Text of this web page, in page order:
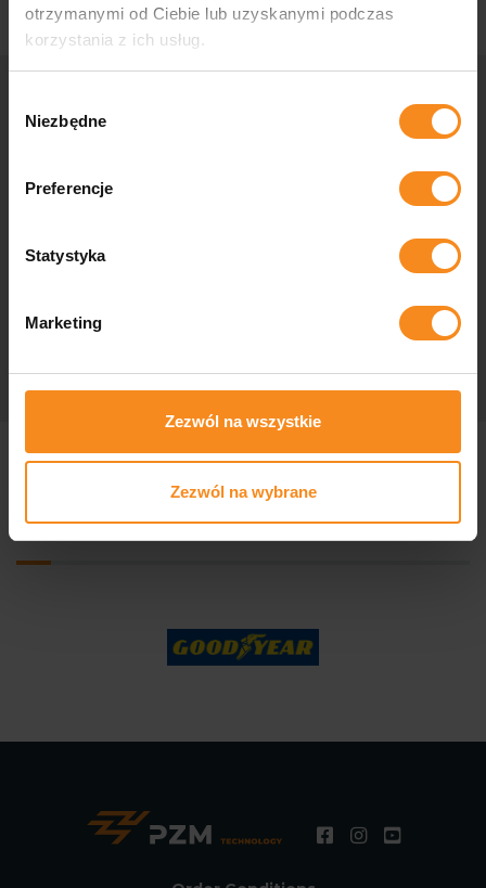
otrzymanymi od Ciebie lub uzyskanymi podczas
korzystania z ich usług.
zgody
Niezbędne
Preferencje
Statystyka
Marketing
Zezwól na wszystkie
Zezwól na wybrane
Are you wondering if your company can be more automated, do
questions for us? Contact us and our specialists will help you
We produce for well-known
companies